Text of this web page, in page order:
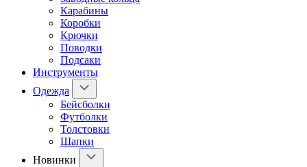
Карабины
Коробки
Крючки
Поводки
Подсаки
Инструменты
Одежда
Бейсболки
Футболки
Толстовки
Шапки
Новинки